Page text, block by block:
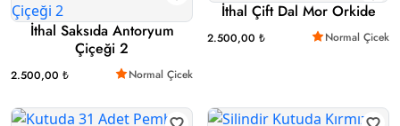
İthal Saksıda Antoryum
Çiçeği 2
2.500,00 ₺ Normal Çicek
İthal Çift Dal Mor Orkide
2.500,00 ₺ Normal Çicek